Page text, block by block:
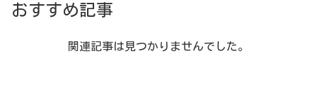
おすすめ記事
関連記事は見つかりませんでした。